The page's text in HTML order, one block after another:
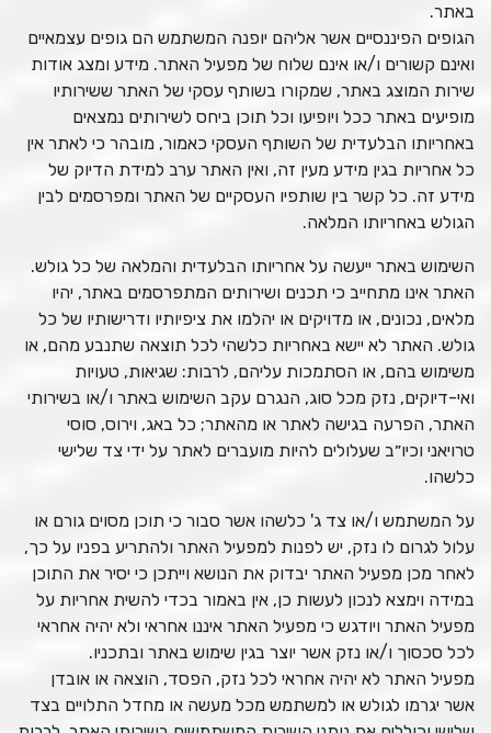
באתר.
הגופים הפיננסיים אשר אליהם יופנה המשתמש הם גופים עצמאיים
ואינם קשורים ו/או אינם שלוח של מפעיל האתר. מידע ומצג אודות
שירות המוצג באתר, שמקורו בשותף עסקי של האתר ששירותיו
מופיעים באתר ככל ויופיעו וכל תוכן ביחס לשירותים נמצאים
באחריותו הבלעדית של השותף העסקי כאמור, מובהר כי לאתר אין
כל אחריות בגין מידע מעין זה, ואין האתר ערב למידת הדיוק של
מידע זה. כל קשר בין שותפיו העסקיים של האתר ומפרסמים לבין
הגולש באחריותו המלאה.
השימוש באתר ייעשה על אחריותו הבלעדית והמלאה של כל גולש.
האתר אינו מתחייב כי תכנים ושירותים המתפרסמים באתר, יהיו
מלאים, נכונים, או מדויקים או יהלמו את ציפיותיו ודרישותיו של כל
גולש. האתר לא יישא באחריות כלשהי לכל תוצאה שתנבע מהם, או
משימוש בהם, או הסתמכות עליהם, לרבות: שגיאות, טעויות
ואי-דיוקים, נזק מכל סוג, הנגרם עקב השימוש באתר ו/או בשירותי
האתר, הפרעה בגישה לאתר או מהאתר; כל באג, וירוס, סוסי
טרויאני וכיו״ב שעלולים להיות מועברים לאתר על ידי צד שלישי
כלשהו.
על המשתמש ו/או צד ג' כלשהו אשר סבור כי תוכן מסוים גורם או
עלול לגרום לו נזק, יש לפנות למפעיל האתר ולהתריע בפניו על כך,
לאחר מכן מפעיל האתר יבדוק את הנושא וייתכן כי יסיר את התוכן
במידה וימצא לנכון לעשות כן, אין באמור בכדי להשית אחריות על
מפעיל האתר ויודגש כי מפעיל האתר איננו אחראי ולא יהיה אחראי
לכל סכסוך ו/או נזק אשר יוצר בגין שימוש באתר ובתכניו.
מפעיל האתר לא יהיה אחראי לכל נזק, הפסד, הוצאה או אובדן
אשר יגרמו לגולש או למשתמש מכל מעשה או מחדל התלויים בצד